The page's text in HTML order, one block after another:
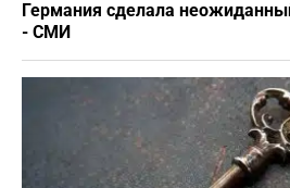
Германия сделала
- СМИ